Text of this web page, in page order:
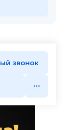
звонок